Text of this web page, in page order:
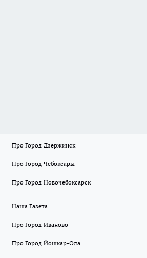
Про Город Дзержинск
Про Город Чебоксары
Про Город Новочебоксарск
Наша Газета
Про Город Иваново
Про Город Йошкар-Ола